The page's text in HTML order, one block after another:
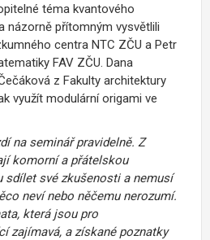
téma kvantového
názorně přítomným vysvětlili
centra NTC ZČU a Petr
FAV ZČU. Dana
z Fakulty architektury
využít modulární origami ve
na seminář pravidelně. Z
komorní a přátelskou
sdílet své zkušenosti a nemusí
neví nebo něčemu nerozumí.
která jsou pro
zajímavá, a získané poznatky